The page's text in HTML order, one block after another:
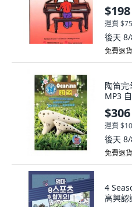
$198
運費 $75
後天
免費退貨
陶笛完
MP3
$306
運費
後天
免費退貨
4
高興認